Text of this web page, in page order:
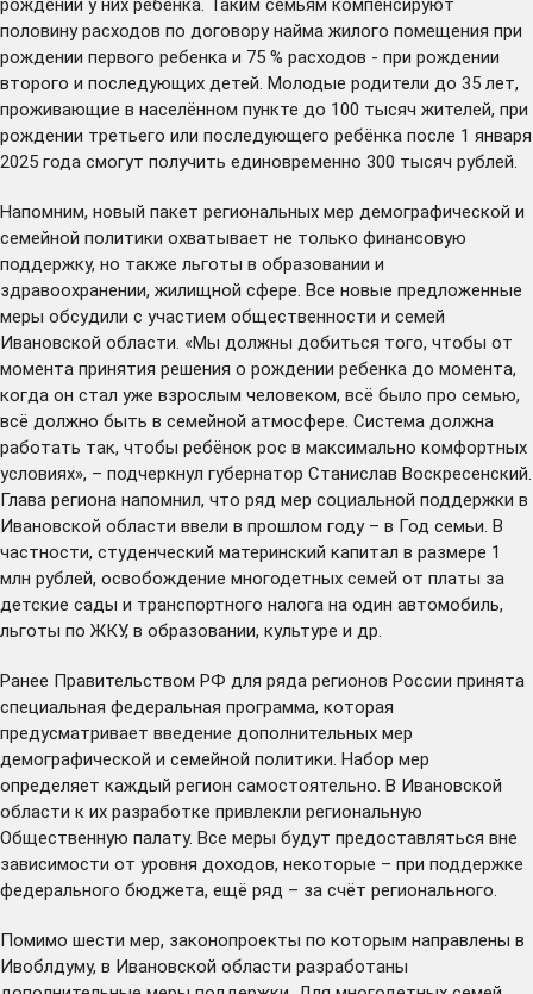
половину расходов по договору найма жилого помещения при
рождении первого ребенка и 75 % расходов - при рождении
второго и последующих детей. Молодые родители до 35 лет,
проживающие в населённом пункте до 100 тысяч жителей, при
рождении третьего или последующего ребёнка после 1 января
2025 года смогут получить единовременно 300 тысяч рублей.
Напомним, новый пакет региональных мер демографической и
семейной политики охватывает не только финансовую
поддержку, но также льготы в образовании и
здравоохранении, жилищной сфере. Все новые предложенные
меры обсудили с участием общественности и семей
Ивановской области. «Мы должны добиться того, чтобы от
момента принятия решения о рождении ребенка до момента,
когда он стал уже взрослым человеком, всё было про семью,
всё должно быть в семейной атмосфере. Система должна
работать так, чтобы ребёнок рос в максимально комфортных
условиях», – подчеркнул губернатор Станислав Воскресенский.
Глава региона напомнил, что ряд мер социальной поддержки в
Ивановской области ввели в прошлом году – в Год семьи. В
частности, студенческий материнский капитал в размере 1
млн рублей, освобождение многодетных семей от платы за
детские сады и транспортного налога на один автомобиль,
льготы по ЖКУ, в образовании, культуре и др.
Ранее Правительством РФ для ряда регионов России принята
специальная федеральная программа, которая
предусматривает введение дополнительных мер
демографической и семейной политики. Набор мер
определяет каждый регион самостоятельно. В Ивановской
области к их разработке привлекли региональную
Общественную палату. Все меры будут предоставляться вне
зависимости от уровня доходов, некоторые – при поддержке
федерального бюджета, ещё ряд – за счёт регионального.
Помимо шести мер, законопроекты по которым направлены в
Ивоблдуму, в Ивановской области разработаны